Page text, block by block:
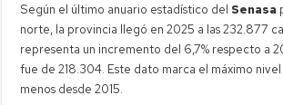
Según el último anuario estadístico del Senasa
norte, la provincia llegó en 2025 a las 232.877
representa un incremento del 6,7% respecto a
fue de 218.304. Este dato marca el máximo
menos desde 2015.